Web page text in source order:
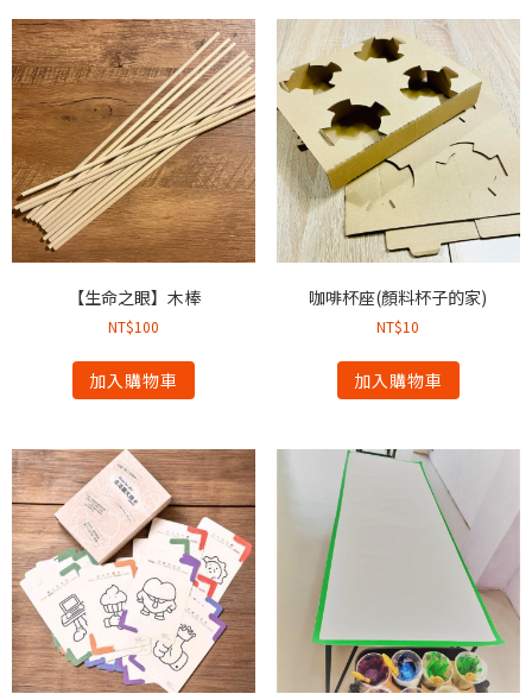
【生命之眼】木棒
NT$100
加入購物車
咖啡杯座(顏料杯子的家)
NT$10
加入購物車